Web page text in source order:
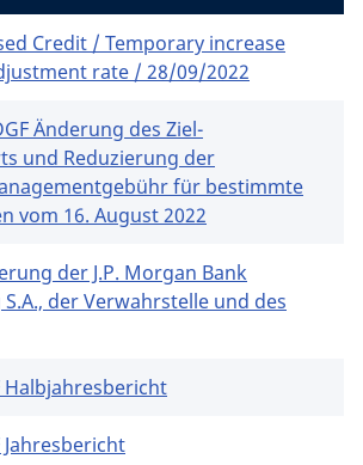
Credit / Temporary increase
rate / 28/09/2022
Änderung des Ziel-
und Reduzierung der
für bestimmte
vom 16. August 2022
der J.P. Morgan Bank
der Verwahrstelle und des
Halbjahresbericht
Jahresbericht